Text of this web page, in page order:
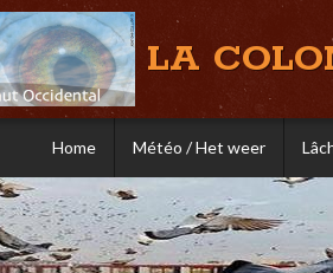
LA
Home Météo / Het weer